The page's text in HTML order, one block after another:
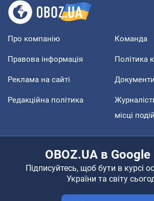
Про компанію Команда
Правова інформація Політика
Реклама на сайті Документи
Редакційна політика
місці подій
OBOZ.UA в
Підписуйтесь, щоб бути в курсі
України та світу